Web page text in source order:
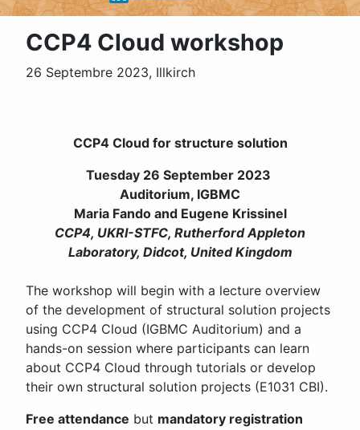
CCP4 Cloud workshop
26 Septembre 2023, Illkirch
CCP4 Cloud for structure solution
Tuesday 26 September 2023
Auditorium, IGBMC
Maria Fando and Eugene Krissinel
CCP4, UKRI-STFC, Rutherford Appleton
Laboratory, Didcot, United Kingdom
The workshop will begin with a lecture overview
of the development of structural solution projects
using CCP4 Cloud (IGBMC Auditorium) and a
hands-on session where participants can learn
about CCP4 Cloud through tutorials or develop
their own structural solution projects (E1031 CBI).
Free attendance but mandatory registration